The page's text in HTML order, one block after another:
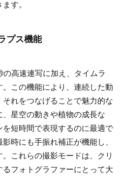
す。
プス機能
高速連写に加え、タイムラ
この機能により、連続した動
れをつなげることで魅力的な
星空の動きや植物の成長な
短時間で表現するのに最適で
時にも手振れ補正が機能し、
これらの撮影モードは、クリ
フォトグラファーにとって大